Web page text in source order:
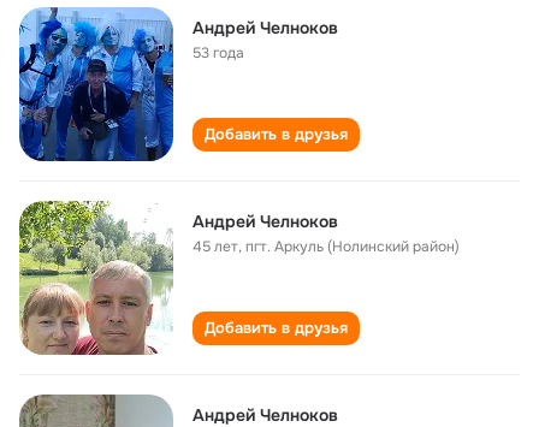
Андрей Челноков
53 года
Добавить в друзья
Андрей Челноков
45 лет,пгт. Аркуль (Нолинский район)
Добавить в друзья
Андрей Челноков